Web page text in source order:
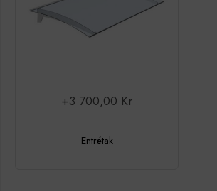
Entrétak
+3 700,00 Kr